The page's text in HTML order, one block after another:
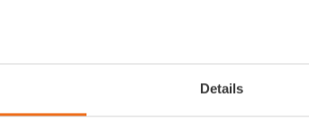
Details
Bedingungen bestehen. Dafür setzt
für fundiertes Know-how, ein sicheres
(gültig ab einem Einkaufswert von